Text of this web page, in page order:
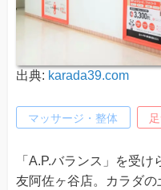
出典: karada39.com
マッサージ・整体
「A.P.バランス」を受
友阿佐ヶ谷店。カラダ